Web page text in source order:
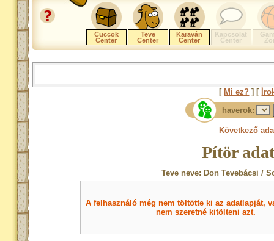
Cuccok
Center
Teve
Center
Karaván
Center
Kapcsolat
Center
[ Mi ez? ] [
haverok:
Következő
Pítör
Teve neve: Don Tevebácsi /
A felhasználó még nem töltötte ki az adatlapját,
nem szeretné kitölteni azt.